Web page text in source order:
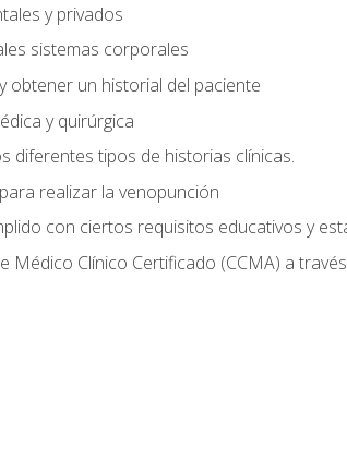
y privados
sistemas corporales
obtener un historial del paciente
y quirúrgica
diferentes tipos de historias clínicas.
realizar la venopunción
con ciertos requisitos educativos y
Médico Clínico Certificado (CCMA) a